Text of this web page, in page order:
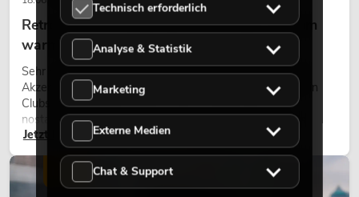
Retro-Licht im modernen Lichtdesign: Warum
warmes Licht wieder wirkt
Sehr warmes Licht, sichtbare Leuchtflächen und farbige
Akzente prägen viele aktuelle Lichtdesigns auf Bühnen, in
Clubs und bei Events. Retro-Licht ist dabei kein rein
nostalgischer Effekt, sondern ein bewusst eingesetztes
Gestaltungsmittel: Es schafft Atmosphäre, gibt Szenen
Charakter und kann technische LED-Setups emotionaler
wirken lassen.
Jetzt lesen
Technisch erforderlich
Analyse & Statistik
Marketing
Externe Medien
Chat & Support